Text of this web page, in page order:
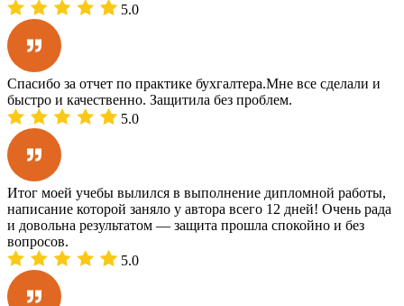
5.0
Спасибо за отчет по практике бухгалтера.Мне все сделали и
быстро и качественно. Защитила без проблем.
5.0
Итог моей учебы вылился в выполнение дипломной работы,
написание которой заняло у автора всего 12 дней! Очень рада
и довольна результатом — защита прошла спокойно и без
вопросов.
5.0